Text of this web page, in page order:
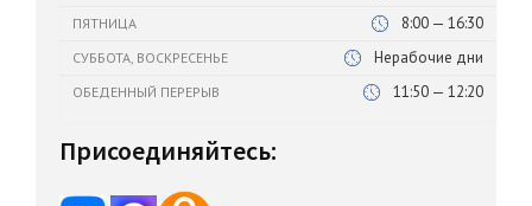
ПЯТНИЦА 8:00 — 16:30
СУББОТА, ВОСКРЕСЕНЬЕ Нерабочие дни
ОБЕДЕННЫЙ ПЕРЕРЫВ 11:50 — 12:20
Присоединяйтесь: